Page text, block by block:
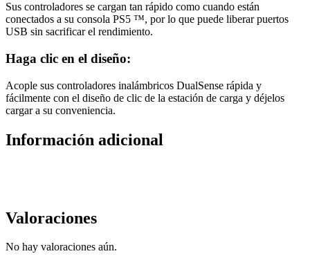
Sus controladores se cargan tan rápido como cuando están
conectados a su consola PS5 ™, por lo que puede liberar puertos
USB sin sacrificar el rendimiento.
Haga clic en el diseño:
Acople sus controladores inalámbricos DualSense rápida y
fácilmente con el diseño de clic de la estación de carga y déjelos
cargar a su conveniencia.
Información adicional
Valoraciones
No hay valoraciones aún.